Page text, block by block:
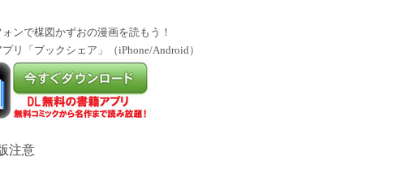
ンで楳図かずおの漫画を読もう！
リ「ブックシェア」
（iPhone/Android ）
注意